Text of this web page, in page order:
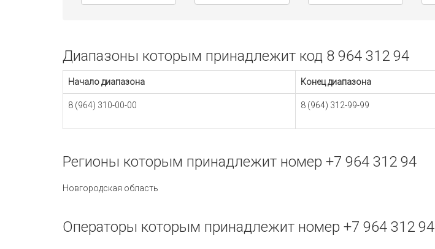
Диапазоны которым принадлежит код 8 964 312 94
Начало диапазона Конец диапазона
8 (964) 310-00-00 8 (964) 312-99-99
Регионы которым принадлежит номер +7 964 312 94
Новгородская область
Операторы которым принадлежит номер +7 964 312 94